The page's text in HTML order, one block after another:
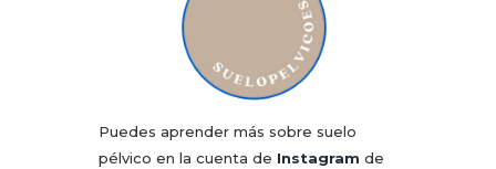
Puedes aprender más sobre suelo
pélvico en la cuenta de Instagram de